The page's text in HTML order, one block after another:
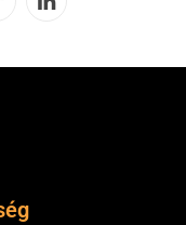
LinkedIn